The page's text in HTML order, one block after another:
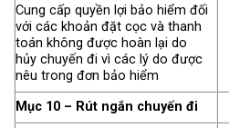
Cung cấp quyền lợi bảo hiểm đối
với các khoản đặt cọc và thanh
toán không được hoàn lại do
hủy chuyến đi vì các lý do được
nêu trong đơn bảo hiểm
Mục 10 – Rút ngắn chuyến đi